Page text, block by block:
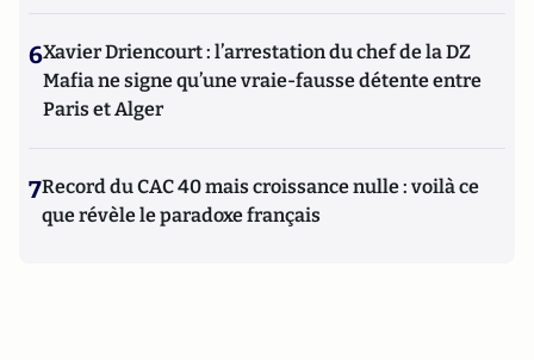
6Xavier Driencourt : l’arrestation du chef de la DZ
Mafia ne signe qu’une vraie-fausse détente entre
Paris et Alger
7Record du CAC 40 mais croissance nulle : voilà ce
que révèle le paradoxe français